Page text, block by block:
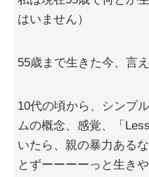
はいません）
55歳まで生きた今、言
10代の頃から、シンプ
ムの概念、感覚、「
いたら、親の暴力ある
とずーーーーっと生き